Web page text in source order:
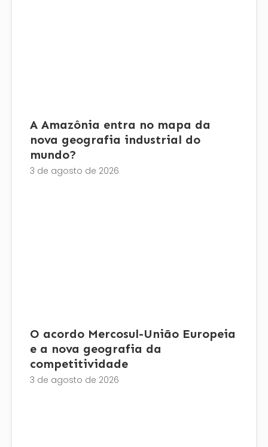
A Amazônia entra no mapa da
nova geografia industrial do
mundo?
3 de agosto de 2026
O acordo Mercosul-União Europeia
e a nova geografia da
competitividade
3 de agosto de 2026